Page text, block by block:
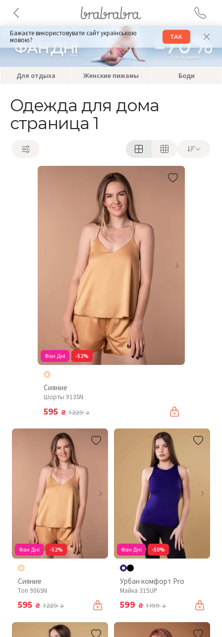
Бажаєте використовувати сайт українською
мовою?
ТАК
Для отдыха Женские пижамы Боди
Одежда для дома
страница 1
Фан Дні -52%
Сияние
Шорты 913SN
595 ₴ 1 229₴
Фан Дні -52%
Сияние
Топ 906SN
595 ₴ 1 229₴
Фан Дні -50%
Урбан комфорт Pro
Майка 315UP
599 ₴ 1 199₴